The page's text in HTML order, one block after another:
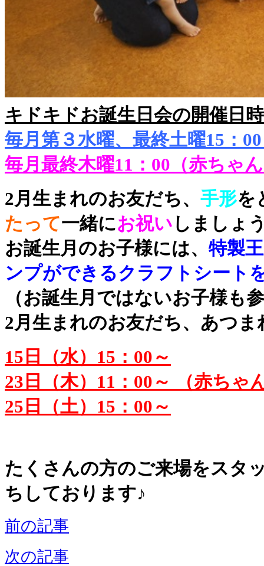
キドキドお誕生日会の開催日
毎月第３水曜、最終土曜15：
毎月最終木曜11：00（赤ちゃ
2月生まれのお友だち、 手形を
たって一緒にお祝い しましょ
お誕生月のお子様には、 特製
ンプができるクラフトシート
（お誕生月ではないお子様も
2月生まれのお友だち、あつま
15日（水）15：00～
23日（木）11：00～ （赤ちゃ
25日（土）15：00～
たくさんの方のご来場をスタ
ちしております♪
前の記事
次の記事